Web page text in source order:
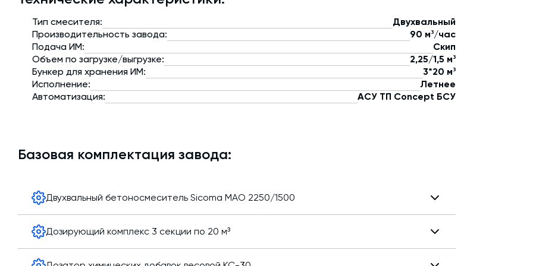
Тип смесителя:
Двухвальный
Производительность завода:
90 м³/час
Подача ИМ:
Скип
Объем по загрузке/выгрузке:
2,25/1,5 м³
Бункер для хранения ИМ:
3*20 м³
Исполнение:
Летнее
Автоматизация:
АСУ ТП Concept БСУ
Базовая комплектация завода:
Двухвальный бетоносмеситель Sicoma MAO 2250/1500
Тип смесителя:
Объем по загрузке/выгрузке:
2,25/1,5 м³
Производитель:
SICOMA
Дозирующий комплекс 3 секции по 20 м³
Общий объем: